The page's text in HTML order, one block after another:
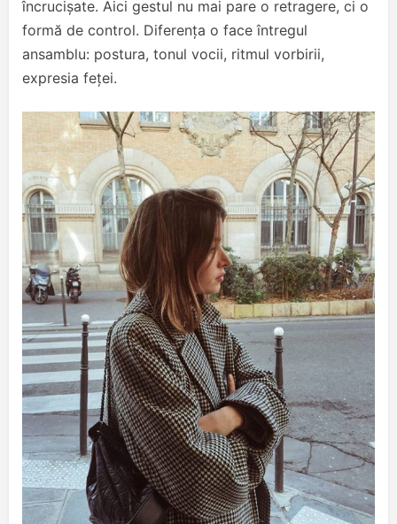
încrucișate. Aici gestul nu mai pare o retragere, ci o
formă de control. Diferența o face întregul
ansamblu: postura, tonul vocii, ritmul vorbirii,
expresia feței.